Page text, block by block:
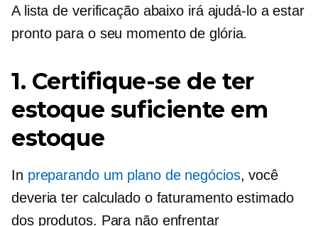
A lista de verificação abaixo irá ajudá-lo a estar
pronto para o seu momento de glória.
1. Certifique-se de ter
estoque suficiente em
estoque
In preparando um plano de negócios, você
deveria ter calculado o faturamento estimado
dos produtos. Para não enfrentar